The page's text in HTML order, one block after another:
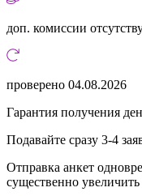
доп. комиссии
проверено 04.08.2026
Гарантия получения
Подавайте сразу 3-4
Отправка анкет
существенно